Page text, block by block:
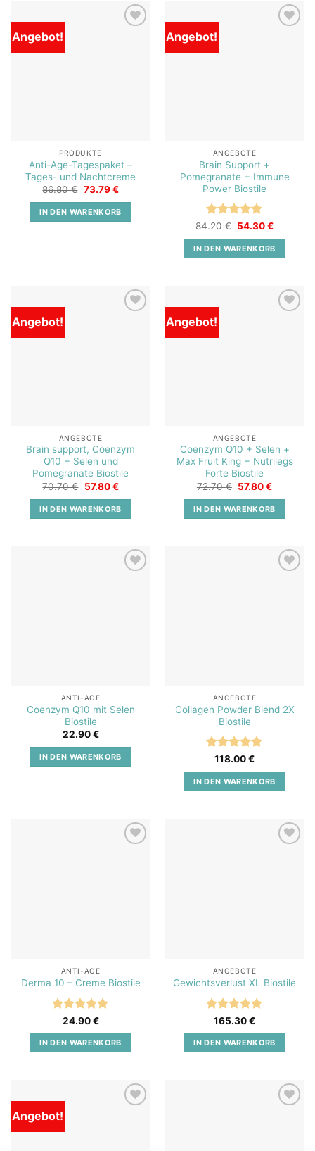
Angebot!
PRODUKTE
Anti-Age-Tagespaket –
Tages- und Nachtcreme
86.80€ Ursprünglicher
war:
86.80 €
73.79€Aktueller
ist:
73.79 €.
IN DEN WARENKORB
Angebot!
ANGEBOTE
Brain Support +
Pomegranate + Immune
Power Biostile
Bewertet
mit5von
5
84.20€ Ursprünglicher
war:
84.20 €
54.30€Aktueller
ist:
54.30 €.
IN DEN WARENKORB
Angebot!
ANGEBOTE
Brain support, Coenzym
Q10 + Selen und
Pomegranate Biostile
70.70€ Ursprünglicher
war:
70.70 €
57.80€Aktueller
ist:
57.80 €.
IN DEN WARENKORB
Angebot!
ANGEBOTE
Coenzym Q10 + Selen +
Max Fruit King + Nutrilegs
Forte Biostile
72.70€ Ursprünglicher
war:
72.70 €
57.80€Aktueller
ist:
57.80 €.
IN DEN WARENKORB
ANTI-AGE
Coenzym Q10 mit Selen
Biostile
22.90€
IN DEN WARENKORB
ANGEBOTE
Collagen Powder Blend 2X
Biostile
Bewertet
mit5von
5
118.00€
IN DEN WARENKORB
ANTI-AGE
Derma 10 – Creme Biostile
Bewertet
mit5von
5
24.90€
IN DEN WARENKORB
ANGEBOTE
Gewichtsverlust XL Biostile
Bewertet
mit5von
5
165.30€
IN DEN WARENKORB
Angebot!